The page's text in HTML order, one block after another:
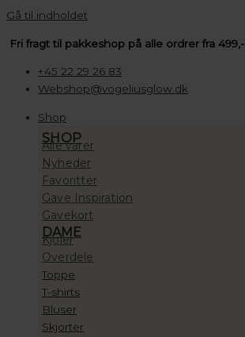
Gå til indholdet
Fri fragt til pakkeshop på alle ordrer fra 499,-
+45 22 29 26 83
Webshop@vogeliusglow.dk
Shop
SHOP
Alle varer
Nyheder
Favoritter
Gave Inspiration
Gavekort
DAME
Kjoler
Overdele
Toppe
T-shirts
Bluser
Skjorter